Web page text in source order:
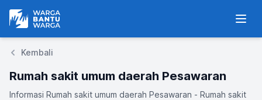
Warga Bantu Warga
Kembali
Rumah sakit umum daerah Pesawaran
Informasi Rumah sakit umum daerah Pesawaran - Rumah sakit